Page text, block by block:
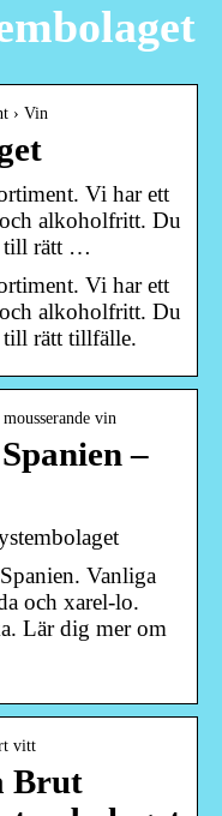
› Vin
Vi har ett
alkoholfritt. Du
till rätt …
Vi har ett
alkoholfritt. Du
till rätt tillfälle.
vin
–
Vanliga
och xarel-lo.
Lär dig mer om
vitt
Brut